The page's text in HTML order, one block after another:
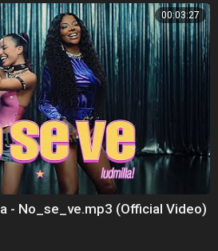
00:03:27
- No_se_ve.mp3 (Official Video)